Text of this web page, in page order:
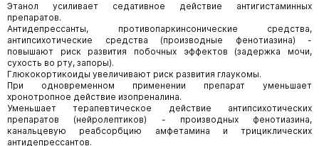
Этанол усиливает седативное действие антигистаминных
препаратов.
Антидепрессанты, противопаркинсонические средства,
антипсихотические средства (производные фенотиазина) -
повышают риск развития побочных эффектов (задержка мочи,
сухость во рту, запоры).
Глюкокортикоиды увеличивают риск развития глаукомы.
При одновременном применении препарат уменьшает
хронотропное действие изопреналина.
Уменьшает терапевтическое действие антипсихотических
препаратов (нейролептиков) - производных фенотиазина,
канальцевую реабсорбцию амфетамина и трициклических
антидепрессантов.